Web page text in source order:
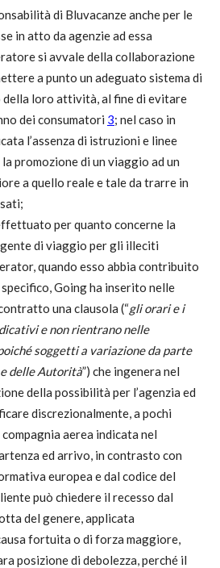
di Bluvacanze anche per le
in atto da agenzie ad essa
si avvale della collaborazione
a punto un adeguato sistema di
loro attività, al fine di evitare
dei consumatori 3; nel caso in
l’assenza di istruzioni e linee
promozione di un viaggio ad un
a quello reale e tale da trarre in
per quanto concerne la
di viaggio per gli illeciti
quando esso abbia contribuito
Going ha inserito nelle
una clausola (“gli orari e i
e non rientrano nelle
soggetti a variazione da parte
delle Autorità”) che ingenera nel
della possibilità per l’agenzia ed
discrezionalmente, a pochi
aerea indicata nel
ed arrivo, in contrasto con
europea e dal codice del
può chiedere il recesso dal
del genere, applicata
fortuita o di forza maggiore,
posizione di debolezza, perché il